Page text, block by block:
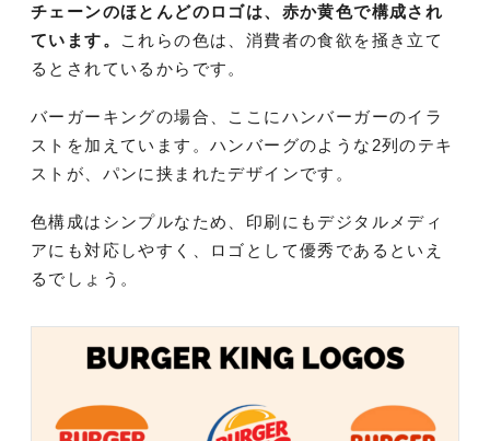
チェーンのほとんどのロゴは、赤か黄色で構成され
ています。
これらの色は、消費者の食欲を掻き立て
るとされているからです。
バーガーキングの場合、ここにハンバーガーのイラ
ストを加えています。ハンバーグのような2列のテキ
ストが、パンに挟まれたデザインです。
色構成はシンプルなため、印刷にもデジタルメディ
アにも対応しやすく、ロゴとして優秀であるといえ
るでしょう。